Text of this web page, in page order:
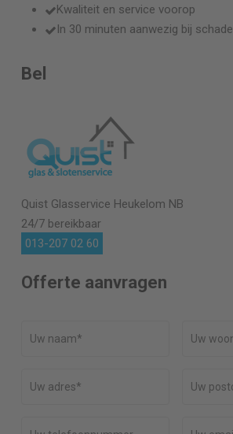
Kwaliteit en service voorop
In 30 minuten aanwezig bij schade
Bel
Quist Glasservice Heukelom NB
24/7 bereikbaar
013-207 02 60
Offerte aanvragen